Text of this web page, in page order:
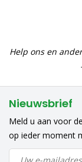
Help ons en
Nieuwsbrief
Meld u aan voor
op ieder moment